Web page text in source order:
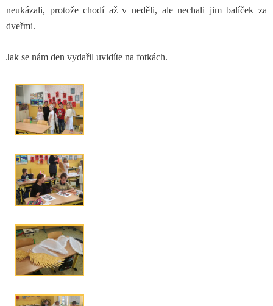
neukázali, protože chodí až v neděli, ale nechali jim balíček za
dveřmi.
Jak se nám den vydařil uvidíte na fotkách.